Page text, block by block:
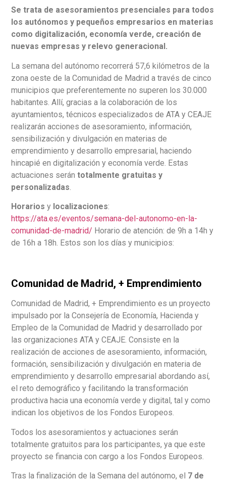
Se trata de asesoramientos presenciales para todos
los autónomos y pequeños empresarios en materias
como digitalización, economía verde, creación de
nuevas empresas y relevo generacional.
La semana del autónomo recorrerá 57,6 kilómetros de la
zona oeste de la Comunidad de Madrid a través de cinco
municipios que preferentemente no superen los 30.000
habitantes. Allí, gracias a la colaboración de los
ayuntamientos, técnicos especializados de ATA y CEAJE
realizarán acciones de asesoramiento, información,
sensibilización y divulgación en materias de
emprendimiento y desarrollo empresarial, haciendo
hincapié en digitalización y economía verde. Estas
actuaciones serántotalmente gratuitas y
personalizadas.
Horarios y localizaciones:
https://ata.es/eventos/semana-del-autonomo-en-la-
comunidad-de-madrid/ Horario de atención: de 9h a 14h y
de 16h a 18h. Estos son los días y municipios:
Comunidad de Madrid, + Emprendimiento
Comunidad de Madrid, + Emprendimiento es un proyecto
impulsado por la Consejería de Economía, Hacienda y
Empleo de la Comunidad de Madrid y desarrollado por
las organizaciones ATA y CEAJE. Consiste en la
realización de acciones de asesoramiento, información,
formación, sensibilización y divulgación en materia de
emprendimiento y desarrollo empresarial abordando así,
el reto demográfico y facilitando la transformación
productiva hacia una economía verde y digital, tal y como
indican los objetivos de los Fondos Europeos.
Todos los asesoramientos y actuaciones serán
totalmente gratuitos para los participantes, ya que este
proyecto se financia con cargo a los Fondos Europeos.
Tras la finalización de la Semana del autónomo, el 7 de